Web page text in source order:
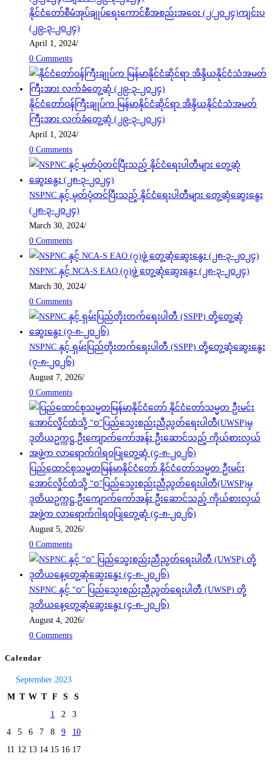
နိုင်ငံတော်စီမံအုပ်ချုပ်ရေးကောင်စီအစည်းအဝေး (၂/၂၀၂၄)ကျင်းပ
(၂၉-၃-၂၀၂၄)
April 1, 2024/
0 Comments
နိုင်ငံတော်ဝန်ကြီးချုပ်က မြန်မာနိုင်ငံဆိုင်ရာ အိန္ဒိယနိုင်ငံသံအမတ်
ကြီးအား လက်ခံတွေ့ဆုံ (၂၉-၃-၂၀၂၄)
April 1, 2024/
0 Comments
NSPNC နှင့် မှတ်ပုံတင်ပြီးသည့် နိုင်ငံရေးပါတီများ တွေ့ဆုံဆွေးနွေး
(၂၈-၃-၂၀၂၄)
March 30, 2024/
0 Comments
NSPNC နှင့် NCA-S EAO (၇)ဖွဲ့ တွေ့ဆုံဆွေးနွေး (၂၈-၃-၂၀၂၄)
March 30, 2024/
0 Comments
NSPNC နှင့် ရှမ်းပြည်တိုးတက်ရေးပါတီ (SSPP) တို့တွေ့ဆုံဆွေးနွေး
(၇-၈-၂၀၂၆)
August 7, 2026/
0 Comments
ပြည်ထောင်စုသမ္မတမြန်မာနိုင်ငံတော် နိုင်ငံတော်သမ္မတ ဦးမင်း
အောင်လှိုင်ထံသို့ “ဝ”ပြည်သွေးစည်းညီညွတ်ရေးပါတီ(UWSP)မှ
ဒုတိယဥက္ကဋ္ဌ ဦးကျောက်ကော်အန်း ဦးဆောင်သည့် ကိုယ်စားလှယ်
အဖွဲ့က လာရောက်ဂါရဝပြုတွေ့ဆုံ (၄-၈-၂၀၂၆)
August 5, 2026/
0 Comments
NSPNC နှင့် “ဝ” ပြည်သွေးစည်းညီညွတ်ရေးပါတီ (UWSP) တို့
ဒုတိယနေ့တွေ့ဆုံဆွေးနွေး (၄-၈-၂၀၂၆)
August 4, 2026/
0 Comments
Calendar
September 2023
M T W T F S
S
1
2
3
4
5 6 7 8 9
10
11 12 13 14 15 16 17